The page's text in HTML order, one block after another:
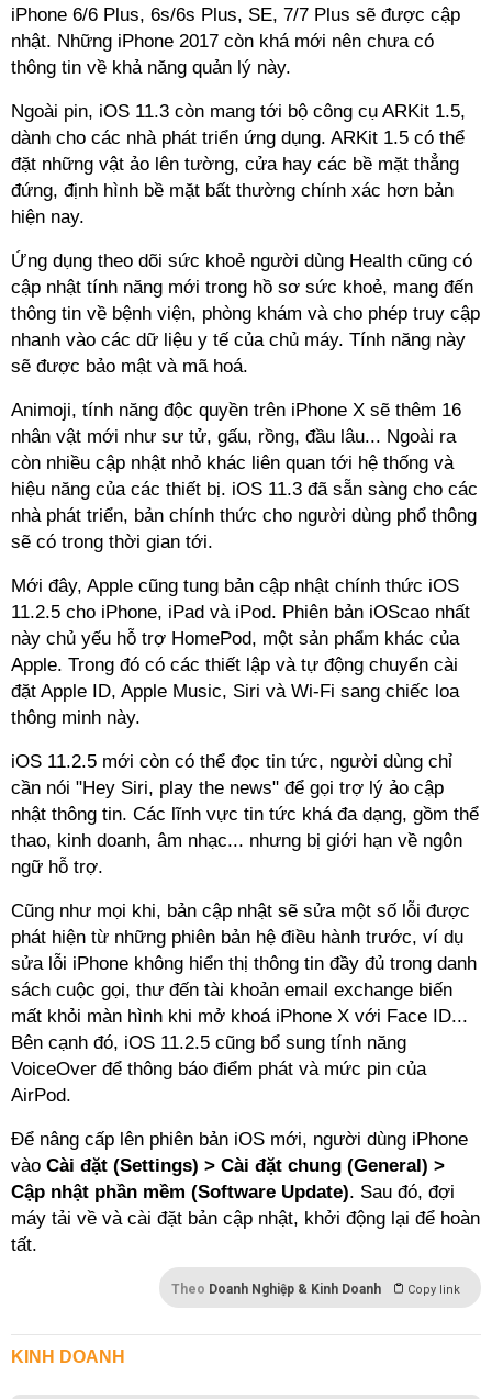
iPhone 6/6 Plus, 6s/6s Plus, SE, 7/7 Plus sẽ được cập
nhật. Những iPhone 2017 còn khá mới nên chưa có
thông tin về khả năng quản lý này.
Ngoài pin, iOS 11.3 còn mang tới bộ công cụ ARKit 1.5,
dành cho các nhà phát triển ứng dụng. ARKit 1.5 có thể
đặt những vật ảo lên tường, cửa hay các bề mặt thẳng
đứng, định hình bề mặt bất thường chính xác hơn bản
hiện nay.
Ứng dụng theo dõi sức khoẻ người dùng Health cũng có
cập nhật tính năng mới trong hồ sơ sức khoẻ, mang đến
thông tin về bệnh viện, phòng khám và cho phép truy cập
nhanh vào các dữ liệu y tế của chủ máy. Tính năng này
sẽ được bảo mật và mã hoá.
Animoji, tính năng độc quyền trên iPhone X sẽ thêm 16
nhân vật mới như sư tử, gấu, rồng, đầu lâu... Ngoài ra
còn nhiều cập nhật nhỏ khác liên quan tới hệ thống và
hiệu năng của các thiết bị. iOS 11.3 đã sẵn sàng cho các
nhà phát triển, bản chính thức cho người dùng phổ thông
sẽ có trong thời gian tới.
Mới đây, Apple cũng tung bản cập nhật chính thức iOS
11.2.5 cho iPhone, iPad và iPod. Phiên bản iOScao nhất
này chủ yếu hỗ trợ HomePod, một sản phẩm khác của
Apple. Trong đó có các thiết lập và tự động chuyển cài
đặt Apple ID, Apple Music, Siri và Wi-Fi sang chiếc loa
thông minh này.
iOS 11.2.5 mới còn có thể đọc tin tức, người dùng chỉ
cần nói "Hey Siri, play the news" để gọi trợ lý ảo cập
nhật thông tin. Các lĩnh vực tin tức khá đa dạng, gồm thể
thao, kinh doanh, âm nhạc... nhưng bị giới hạn về ngôn
ngữ hỗ trợ.
Cũng như mọi khi, bản cập nhật sẽ sửa một số lỗi được
phát hiện từ những phiên bản hệ điều hành trước, ví dụ
sửa lỗi iPhone không hiển thị thông tin đầy đủ trong danh
sách cuộc gọi, thư đến tài khoản email exchange biến
mất khỏi màn hình khi mở khoá iPhone X với Face ID...
Bên cạnh đó, iOS 11.2.5 cũng bổ sung tính năng
VoiceOver để thông báo điểm phát và mức pin của
AirPod.
Để nâng cấp lên phiên bản iOS mới, người dùng iPhone
vào Cài đặt (Settings) > Cài đặt chung (General) >
Cập nhật phần mềm (Software Update). Sau đó, đợi
máy tải về và cài đặt bản cập nhật, khởi động lại để hoàn
tất.
Theo Doanh Nghiệp & Kinh Doanh Copy link
KINH DOANH